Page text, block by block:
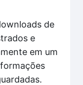
de
e
em um